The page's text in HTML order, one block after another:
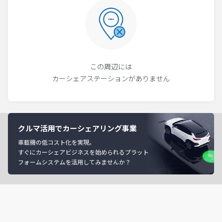
この周辺には
カーシェアステーションがありません
クルマ活用でカーシェアリング事業
車載機の低コスト化を実現。
すぐにカーシェアビジネスを始められるプラット
フォームシステムを活用してみませんか？